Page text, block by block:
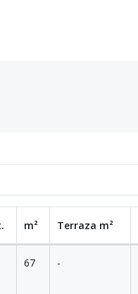
m² Terraza m²
67 -